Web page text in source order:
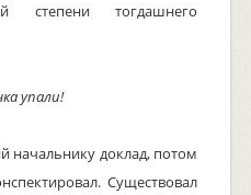
степени тогдашнего
упали!
начальнику доклад, потом
Существовал